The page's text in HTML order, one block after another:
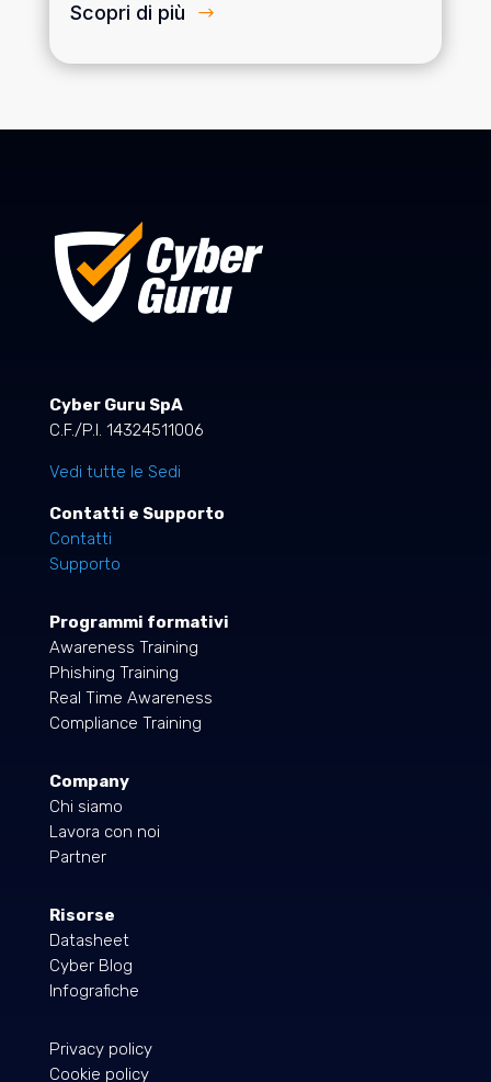
Scopri di più
Cyber Guru SpA
C.F./P.I. 14324511006
Vedi tutte le Sedi
Contatti e Supporto
Contatti
Supporto
Programmi formativi
Awareness Training
Phishing Training
Real Time Awareness
Compliance Training
Company
Chi siamo
Lavora con noi
Partner
Risorse
Datasheet
Cyber Blog
Infografiche
Privacy policy
Cookie policy